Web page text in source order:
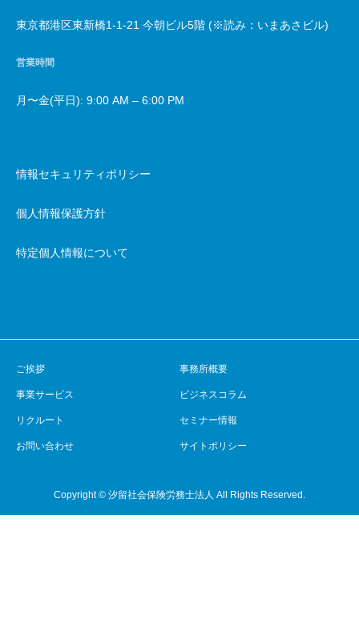
東京都港区東新橋1-1-21 今朝ビル5階 (※読み：いまあさビル)
営業時間
月〜金(平日): 9:00 AM – 6:00 PM
情報セキュリティポリシー
個人情報保護方針
特定個人情報について
ご挨拶 事務所概要
事業サービス ビジネスコラム
リクルート セミナー情報
お問い合わせ サイトポリシー
Copyright © 汐留社会保険労務士法人 All Rights Reserved.